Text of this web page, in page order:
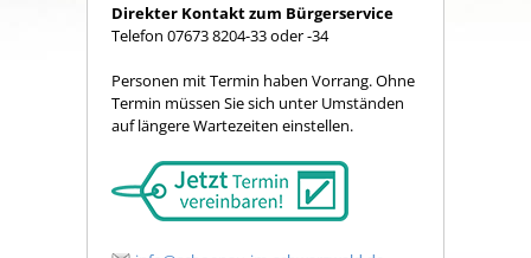
Direkter Kontakt zum Bürgerservice
Telefon 07673 8204-33 oder -34
Personen mit Termin haben Vorrang. Ohne
Termin müssen Sie sich unter Umständen
auf längere Wartezeiten einstellen.